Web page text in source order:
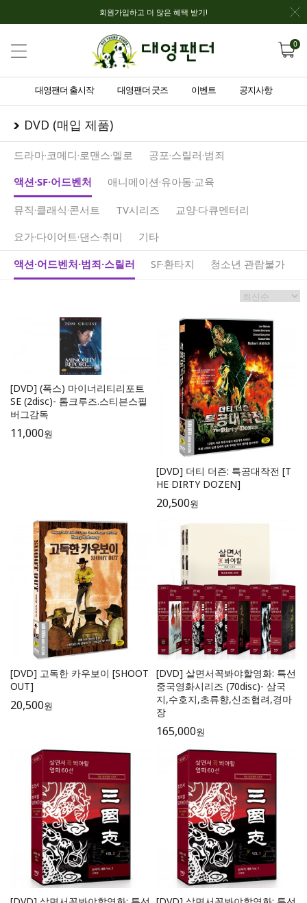
회원가입하고 더 많은 혜택 받기!
0
대영팬더 출시작 대영팬더 굿즈 이벤트 공지사항
DVD (매입 제품)
드라마·코메디·로맨스·멜로
공포·스릴러·범죄
액션·SF·어드벤처
애니메이션·유아동·교육
뮤직·클래식·콘서트 TV시리즈
교양·다큐멘터리
요가·다이어트·댄스·취미
기타
액션·어드벤처·범죄·스릴러
SF·환타지 청소년 관람불가
[DVD] (폭스) 마이너리티리포트
SE (2disc)- 톰크루즈.스티븐스필
버그감독
11,000원
[DVD] 더티 더즌: 특공대작전 [T
HE DIRTY DOZEN]
20,500원
[DVD] 고독한 카우보이 [SHOOT
OUT]
20,500원
[DVD] 살면서꼭봐야할영화: 특선
중국영화시리즈 (70disc)- 삼국
지,수호지,초류향,신조협려,경마
장
165,000원